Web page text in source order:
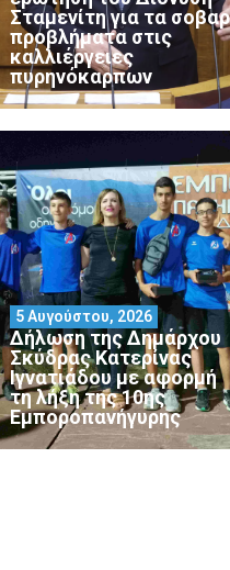
Σταμενίτη για τα
προβλήματα στις
καλλιέργειες
πυρηνόκαρπων
Δήλωση της Δημάρχου
Σκύδρας Κατερίνας
Ιγνατιάδου με αφορμή
τη λήξη της 10ης
Εμποροπανήγυρης
5 Αυγούστου, 2026